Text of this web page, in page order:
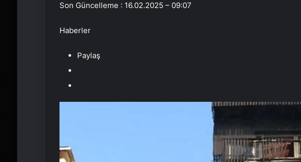
Son Güncelleme : 16.02.2025 – 09:07
Haberler
Paylaş